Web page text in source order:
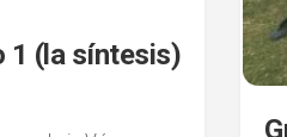
1 (la síntesis)